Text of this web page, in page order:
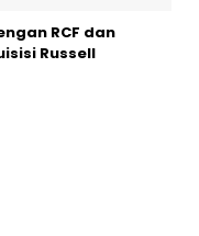
RCF dan
Russell